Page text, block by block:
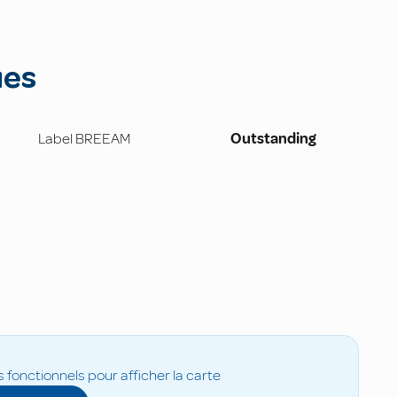
Label BREEAM Outstanding
fonctionnels pour afficher la carte